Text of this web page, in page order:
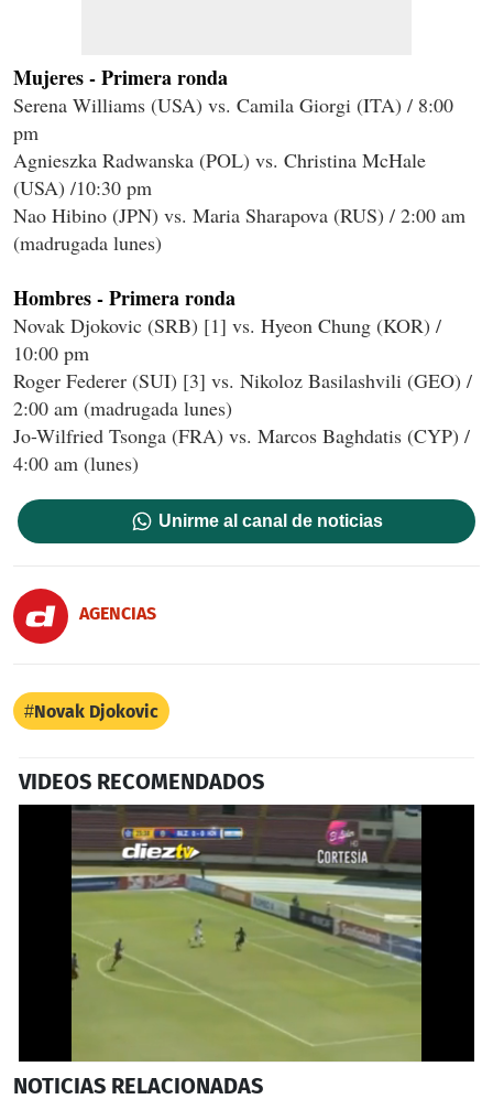
Mujeres - Primera ronda
Serena Williams (USA) vs. Camila Giorgi (ITA) / 8:00
pm
Agnieszka Radwanska (POL) vs. Christina McHale
(USA) /10:30 pm
Nao Hibino (JPN) vs. Maria Sharapova (RUS) / 2:00 am
(madrugada lunes)
Hombres - Primera ronda
Novak Djokovic (SRB) [1] vs. Hyeon Chung (KOR) /
10:00 pm
Roger Federer (SUI) [3] vs. Nikoloz Basilashvili (GEO) /
2:00 am (madrugada lunes)
Jo-Wilfried Tsonga (FRA) vs. Marcos Baghdatis (CYP) /
4:00 am (lunes)
Unirme al canal de noticias
AGENCIAS
Novak Djokovic
VIDEOS RECOMENDADOS
seconds
NOTICIAS RELACIONADAS